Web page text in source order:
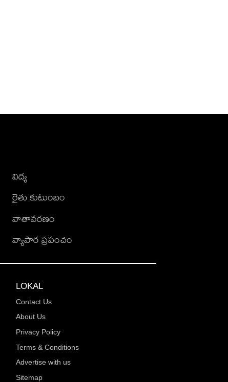
విద్య
రైతు కుటుంబం
వాతావరణం
వ్యాపార ప్రపంచం
LOKAL
Contact Us
About Us
Privacy Policy
Terms & Conditions
Advertise with us
Sitemap